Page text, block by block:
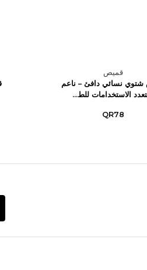
قميص
نسائي دافئ – ناعم
الاستخدامات للط...
QR78